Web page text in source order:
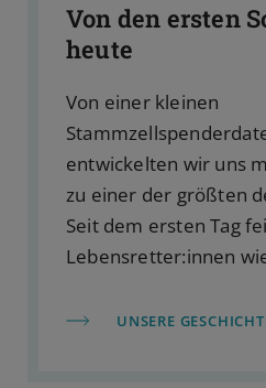
Von den ersten
heute
Von einer kleinen
entwickelten wir uns
zu einer der größten
Seit dem ersten Tag
Lebensretter:innen
UNSERE